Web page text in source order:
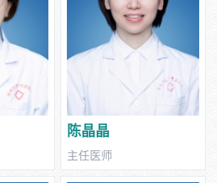
陈晶晶
主任医师